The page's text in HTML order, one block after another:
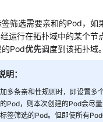
筛选需要亲和的Pod，如
运行在拓扑域中的某个节
的Pod优先调度到该拓扑域。
明：
多条亲和性规则时，即设置多
Pod，则本次创建的Pod会尽
签筛选的Pod。但即使所有